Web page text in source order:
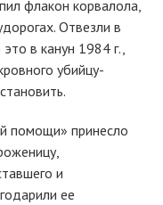
флакон корвалола,
Отвезли в
в канун 1984 г.,
убийцу-
помощи» принесло
и
ее